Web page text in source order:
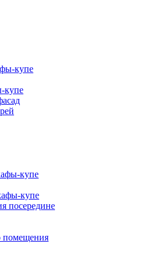
купе
купе
купе
купе
посередине
помещения